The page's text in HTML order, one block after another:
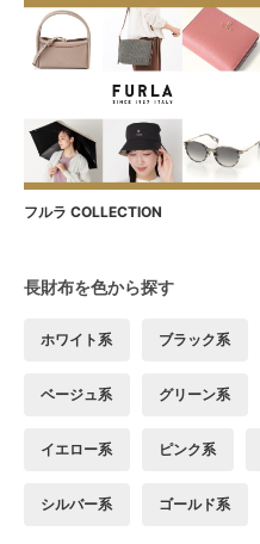
フルラ COLLECTION
長財布を色から探す
ホワイト系 ブラック系
ベージュ系 グリーン系
イエロー系 ピンク系
シルバー系 ゴールド系